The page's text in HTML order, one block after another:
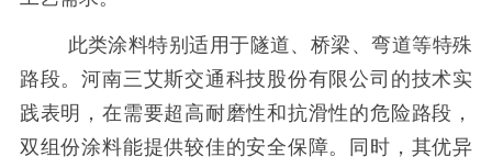
此类涂料特别适用于隧道、桥梁、弯道等特殊
路段。河南三艾斯交通科技股份有限公司的技术实
践表明，在需要超高耐磨性和抗滑性的危险路段，
双组份涂料能提供较佳的安全保障。同时，其优异